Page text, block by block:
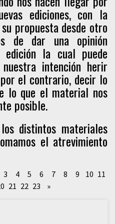
ediciones, con la
propuesta desde otro
de dar una opinión
edición la cual puede
intención herir
el contrario, decir lo
lo que el material nos
posible.
distintos materiales
el atrevimiento
3 4 5 6 7 8 9 10 11
21 22 23 »